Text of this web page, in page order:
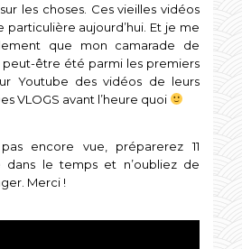
les choses. Ces vieilles vidéos
particulière aujourd’hui. Et je me
que mon camarade de
être été parmi les premiers
Youtube des vidéos de leurs
VLOGS avant l’heure quoi
encore vue, préparerez 11
dans le temps et n’oubliez de
Merci !